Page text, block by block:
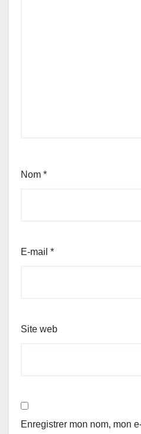
Nom *
E-mail *
Site web
Enregistrer mon nom, mon